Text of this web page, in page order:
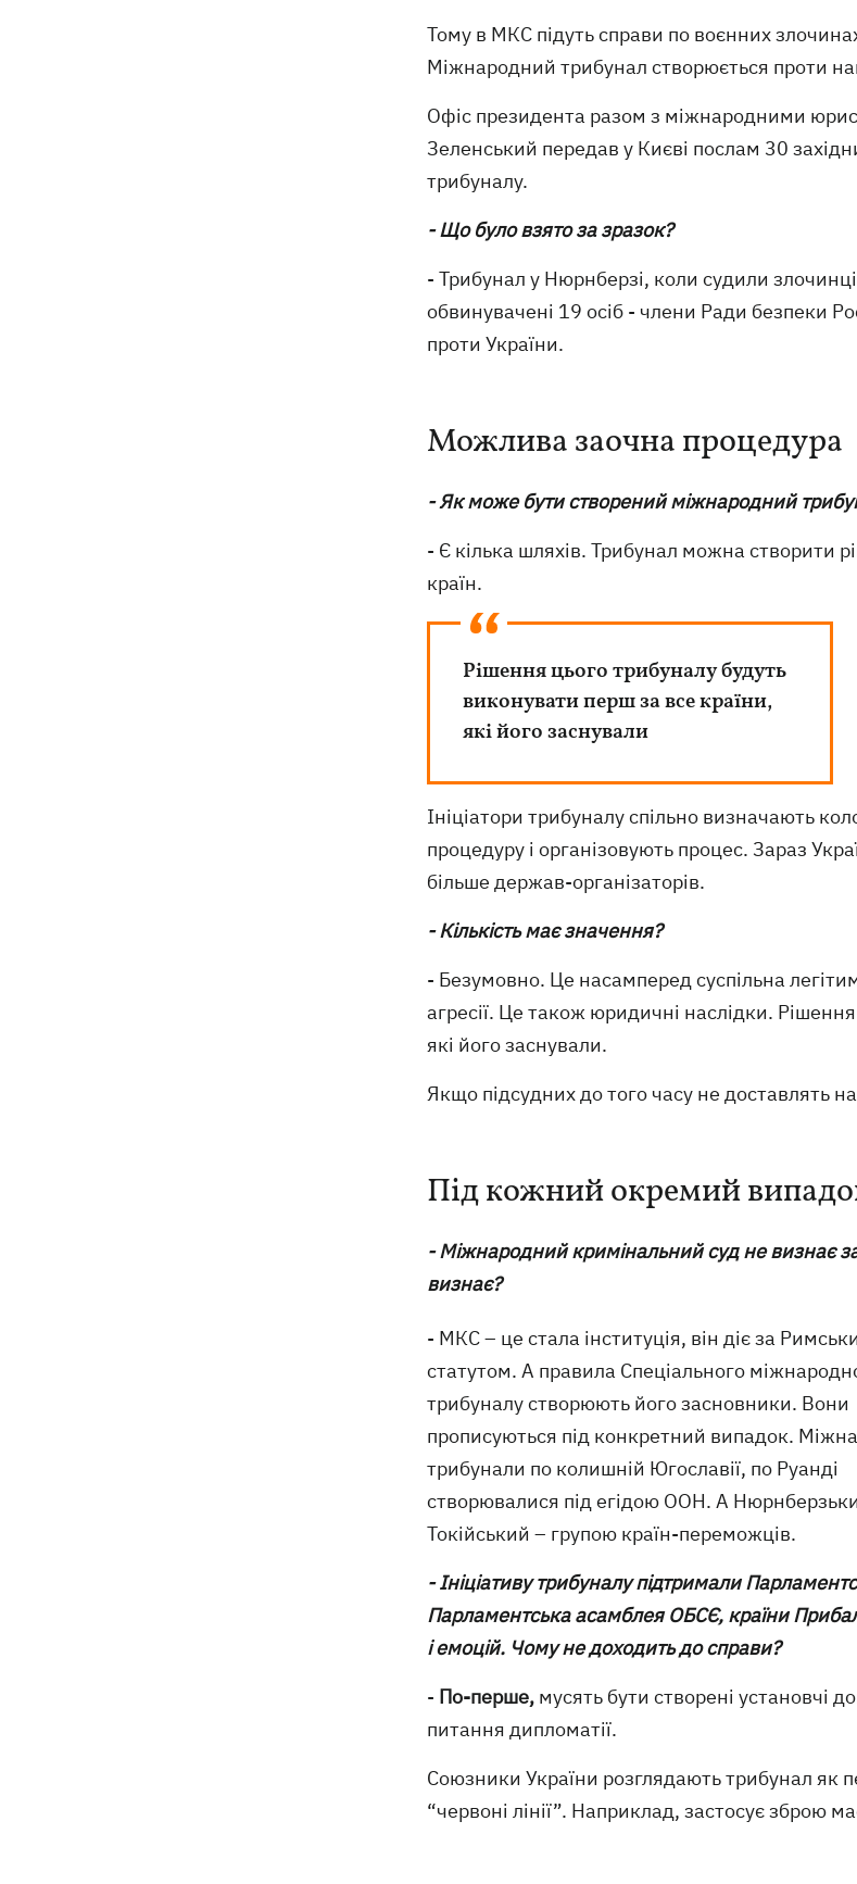
Тому в МКС підуть справи по воєнних
Міжнародний трибунал створюється проти
Офіс президента разом з міжнародними
Зеленський передав у Києві послам 30
трибуналу.
- Що було взято за зразок?
- Трибунал у Нюрнберзі, коли судили
обвинувачені 19 осіб - члени Ради безпеки
проти України.
Можлива заочна процедура
- Як може бути створений міжнародний
- Є кілька шляхів. Трибунал можна
країн.
Рішення цього трибуналу будуть
виконувати перш за все країни,
які його заснували
Ініціатори трибуналу спільно визначають
процедуру і організовують процес. Зараз
більше держав-організаторів.
- Кількість має значення?
- Безумовно. Це насамперед суспільна
агресії. Це також юридичні наслідки.
які його заснували.
Якщо підсудних до того часу не доставлять
Під кожний окремий
- Міжнародний кримінальний суд не визнає
визнає?
- МКС – це стала інституція, він діє за
статутом. А правила Спеціального
трибуналу створюють його засновники. Вони
прописуються під конкретний випадок.
трибунали по колишній Югославії, по Руанді
створювалися під егідою ООН. А
Токійський – групою країн-переможців.
- Ініціативу трибуналу підтримали
Парламентська асамблея ОБСЄ, країни
і емоцій. Чому не доходить до справи?
- По-перше, мусять бути створені установчі
питання дипломатії.
Союзники України розглядають трибунал як
“червоні лінії”. Наприклад, застосує зброю